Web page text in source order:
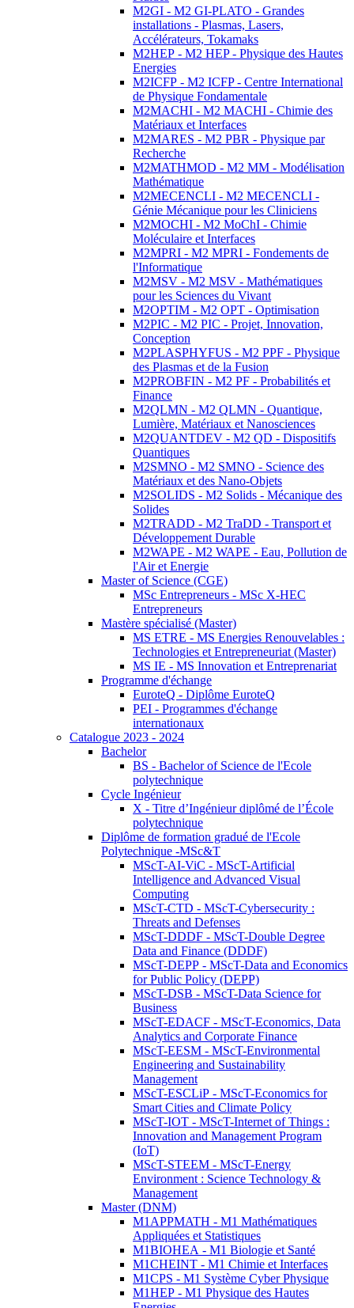
M2GI - M2 GI-PLATO - Grandes
installations - Plasmas, Lasers,
Accélérateurs, Tokamaks
M2HEP - M2 HEP - Physique des Hautes
Energies
M2ICFP - M2 ICFP - Centre International
de Physique Fondamentale
M2MACHI - M2 MACHI - Chimie des
Matériaux et Interfaces
M2MARES - M2 PBR - Physique par
Recherche
M2MATHMOD - M2 MM - Modélisation
Mathématique
M2MECENCLI - M2 MECENCLI -
Génie Mécanique pour les Cliniciens
M2MOCHI - M2 MoChI - Chimie
Moléculaire et Interfaces
M2MPRI - M2 MPRI - Fondements de
l'Informatique
M2MSV - M2 MSV - Mathématiques
pour les Sciences du Vivant
M2OPTIM - M2 OPT - Optimisation
M2PIC - M2 PIC - Projet, Innovation,
Conception
M2PLASPHYFUS - M2 PPF - Physique
des Plasmas et de la Fusion
M2PROBFIN - M2 PF - Probabilités et
Finance
M2QLMN - M2 QLMN - Quantique,
Lumière, Matériaux et Nanosciences
M2QUANTDEV - M2 QD - Dispositifs
Quantiques
M2SMNO - M2 SMNO - Science des
Matériaux et des Nano-Objets
M2SOLIDS - M2 Solids - Mécanique des
Solides
M2TRADD - M2 TraDD - Transport et
Développement Durable
M2WAPE - M2 WAPE - Eau, Pollution de
l'Air et Energie
Master of Science (CGE)
MSc Entrepreneurs - MSc X-HEC
Entrepreneurs
Mastère spécialisé (Master)
MS ETRE - MS Energies Renouvelables :
Technologies et Entrepreneuriat (Master)
MS IE - MS Innovation et Entreprenariat
Programme d'échange
EuroteQ - Diplôme EuroteQ
PEI - Programmes d'échange
internationaux
Catalogue 2023 - 2024
Bachelor
BS - Bachelor of Science de l'Ecole
polytechnique
Cycle Ingénieur
X - Titre d’Ingénieur diplômé de l’École
polytechnique
Diplôme de formation gradué de l'Ecole
Polytechnique -MSc&T
MScT-AI-ViC - MScT-Artificial
Intelligence and Advanced Visual
Computing
MScT-CTD - MScT-Cybersecurity :
Threats and Defenses
MScT-DDDF - MScT-Double Degree
Data and Finance (DDDF)
MScT-DEPP - MScT-Data and Economics
for Public Policy (DEPP)
MScT-DSB - MScT-Data Science for
Business
MScT-EDACF - MScT-Economics, Data
Analytics and Corporate Finance
MScT-EESM - MScT-Environmental
Engineering and Sustainability
Management
MScT-ESCLiP - MScT-Economics for
Smart Cities and Climate Policy
MScT-IOT - MScT-Internet of Things :
Innovation and Management Program
(IoT)
MScT-STEEM - MScT-Energy
Environment : Science Technology &
Management
Master (DNM)
M1APPMATH - M1 Mathématiques
Appliquées et Statistiques
M1BIOHEA - M1 Biologie et Santé
M1CHEINT - M1 Chimie et Interfaces
M1CPS - M1 Système Cyber Physique
M1HEP - M1 Physique des Hautes